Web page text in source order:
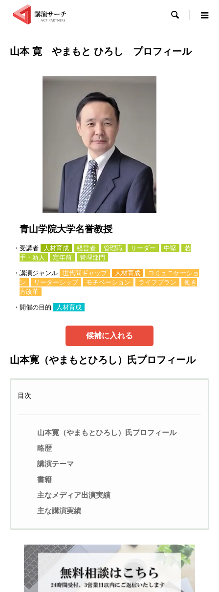

山本 寛 やまもと ひろし プロフィール
青山学院大学名誉教授
・受講者 人材育成 経営者 管理職 リーダー 中堅
若
手・新人
定年前 管理部門
・講演ジャンル 世代間ギャップ 人材育成
コミュニケーショ
ン
リーダーシップ モチベーション ライフプラン
働き
方改革
・開催の目的 人材育成
候補に入れる
山本寛（やまもとひろし）氏プロフィール
目次
山本寛（やまもとひろし）氏プロフィール
略歴
講演テーマ
書籍
主なメディア出演実績
主な講演実績